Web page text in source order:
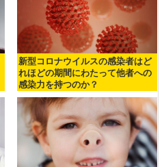
新型コロナウイルスの感染者はど
れほどの期間にわたって他者への
感染力を持つのか？